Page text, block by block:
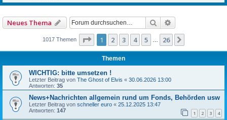
Neues Thema Suche
1017 Themen Seite 1von 26
1 2 3 4 5 26
Themen
WICHTIG: bitte umsetzen !
Letzter Beitrag von The Ghost of Elvis « 30.06.2026 13:00
Antworten: 35
News+Nachrichten allgemein rund um Fonds, Behörden usw
Letzter Beitrag von schneller euro « 25.12.2025 13:47
Antworten: 147 1 2 3 4